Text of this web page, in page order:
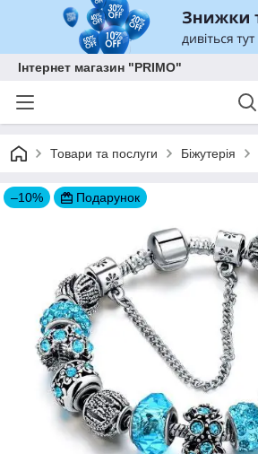
Інтернет магазин "PRIMO"
Товари та послуги Біжутерія
–10% Подарунок